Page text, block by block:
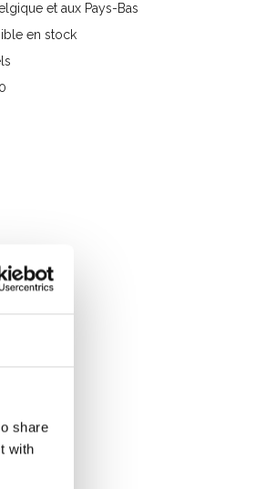
share
with
et aux Pays-Bas
en stock